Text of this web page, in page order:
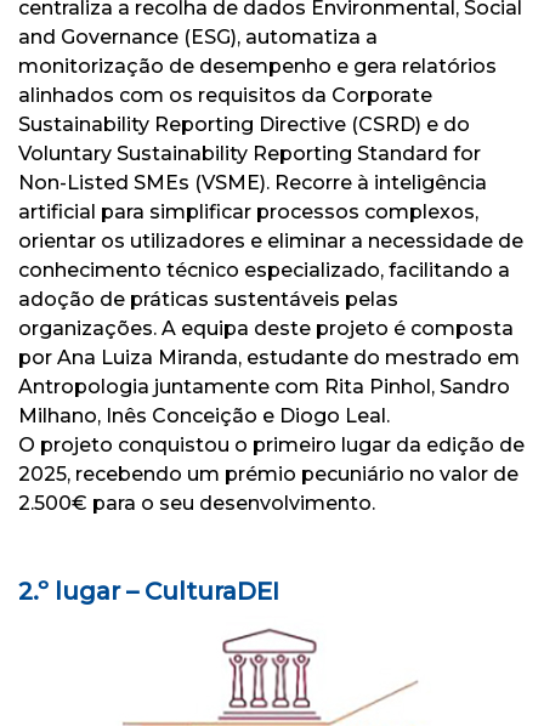
centraliza a recolha de dados Environmental, Social
and Governance (ESG), automatiza a
monitorização de desempenho e gera relatórios
alinhados com os requisitos da Corporate
Sustainability Reporting Directive (CSRD) e do
Voluntary Sustainability Reporting Standard for
Non-Listed SMEs (VSME). Recorre à inteligência
artificial para simplificar processos complexos,
orientar os utilizadores e eliminar a necessidade de
conhecimento técnico especializado, facilitando a
adoção de práticas sustentáveis pelas
organizações. A equipa deste projeto é composta
por Ana Luiza Miranda, estudante do mestrado em
Antropologia juntamente com Rita Pinhol, Sandro
Milhano, Inês Conceição e Diogo Leal.
O projeto conquistou o primeiro lugar da edição de
2025, recebendo um prémio pecuniário no valor de
2.500€ para o seu desenvolvimento.
2.º lugar – CulturaDEI